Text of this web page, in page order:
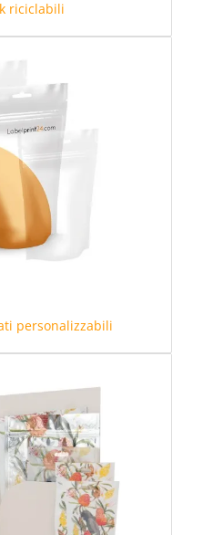
riciclabili
personalizzabili